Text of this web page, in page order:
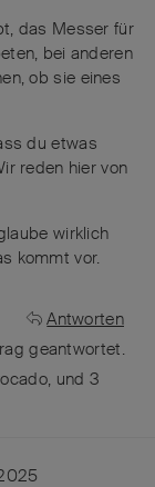
das Messer für
bei anderen
ob sie eines
du etwas
reden hier von
wirklich
kommt vor.
Antworten
geantwortet.
, und 3